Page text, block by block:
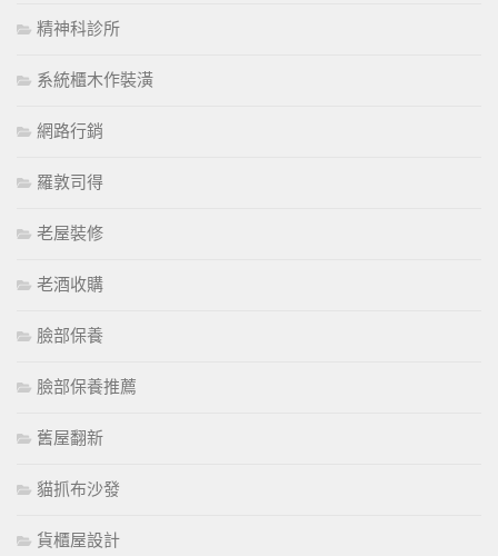
精神科診所
系統櫃木作裝潢
網路行銷
羅敦司得
老屋裝修
老酒收購
臉部保養
臉部保養推薦
舊屋翻新
貓抓布沙發
貨櫃屋設計